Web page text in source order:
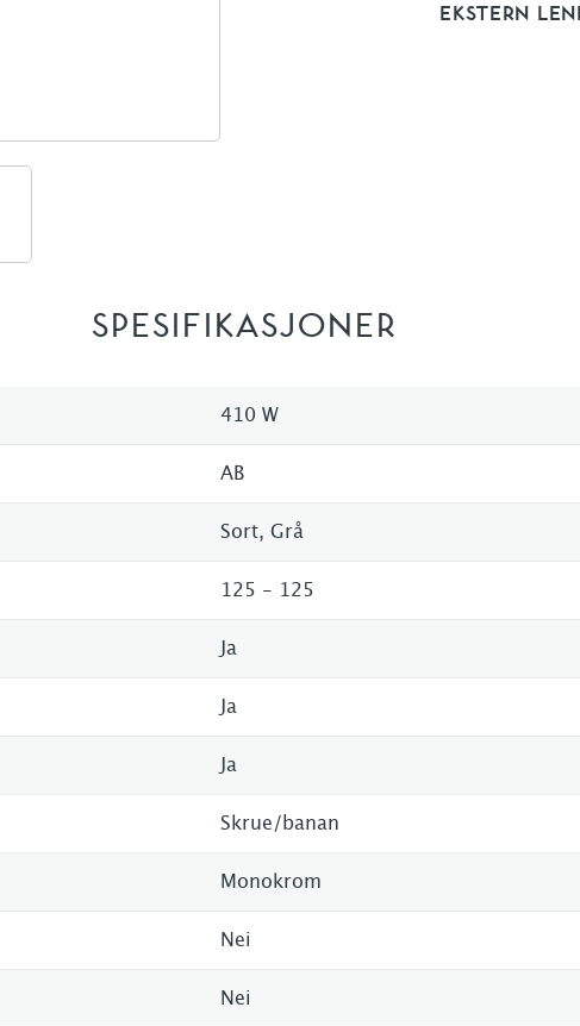
EKSTERN
SPESIFIKASJONER
410 W
AB
Sort, Grå
125 - 125
Ja
Ja
Ja
Skrue/banan
Monokrom
Nei
Nei